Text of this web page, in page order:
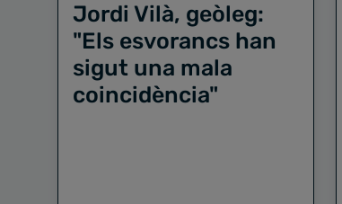
Jordi Vilà, geòleg:
"Els esvorancs han
sigut una mala
coincidència"